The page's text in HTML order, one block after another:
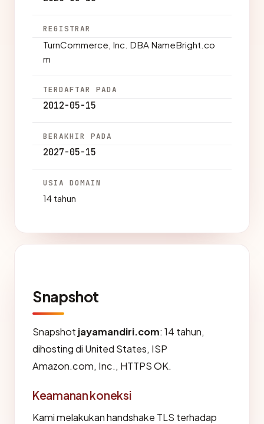
REGISTRAR
TurnCommerce, Inc. DBA NameBright.co
m
TERDAFTAR PADA
2012-05-15
BERAKHIR PADA
2027-05-15
USIA DOMAIN
14 tahun
Snapshot
Snapshot jayamandiri.com: 14 tahun,
dihosting di United States, ISP
Amazon.com, Inc., HTTPS OK.
Keamanan koneksi
Kami melakukan handshake TLS terhadap